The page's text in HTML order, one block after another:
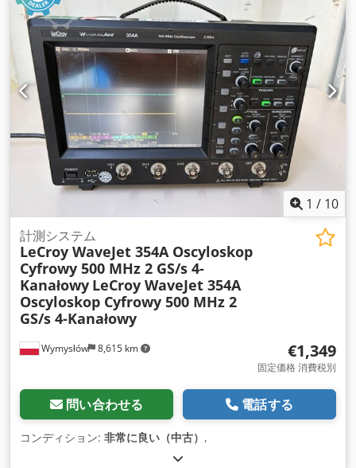
1 / 10
Wymysłów 8,615 km
計測システム
LeCroy WaveJet 354A Oscyloskop
Cyfrowy 500 MHz 2 GS/s 4-
Kanałowy LeCroy WaveJet 354A
Oscyloskop Cyfrowy 500 MHz 2
GS/s 4-Kanałowy
€1,349
固定価格 消費税別
問い合わせる 電話する
コンディション: 非常に良い（中古） ,